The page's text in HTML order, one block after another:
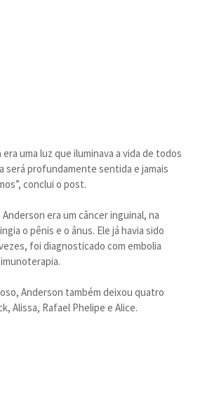
uma luz que iluminava a vida de todos
será profundamente sentida e jamais
conclui o post.
era um câncer inguinal, na
o pênis e o ânus. Ele já havia sido
foi diagnosticado com embolia
Anderson também deixou quatro
Alissa, Rafael Phelipe e Alice.